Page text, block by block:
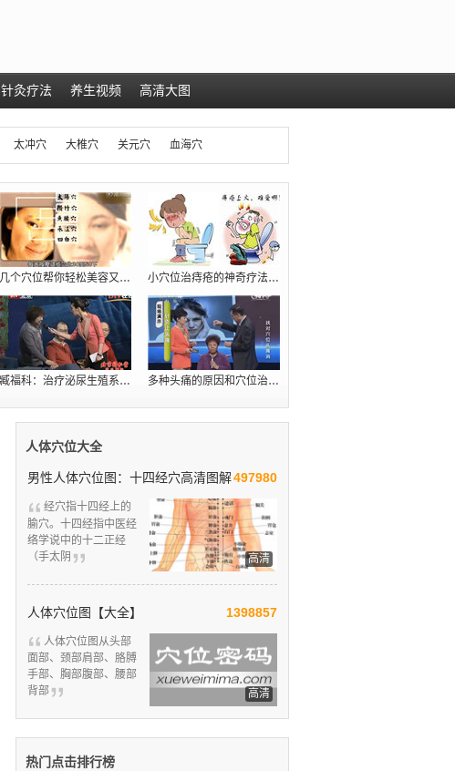
针灸疗法 养生视频 高清大图
太冲穴 大椎穴 关元穴 血海穴
几个穴位帮你轻松美容又减肥（瘦肚腩） 小穴位治痔疮的神奇疗法【十人九痔，先收
臧福科：治疗泌尿生殖系统疾病的五大穴位 多种头痛的原因和穴位治疗方法
人体穴位大全
男性人体穴位图：十四经穴高清图解497980
高清
经穴指十四经上的
腧穴。十四经指中医经
络学说中的十二正经
（手太阴
人体穴位图【大全】 1398857
高清
人体穴位图从头部
面部、颈部肩部、胳膊
手部、胸部腹部、腰部
背部
热门点击排行榜